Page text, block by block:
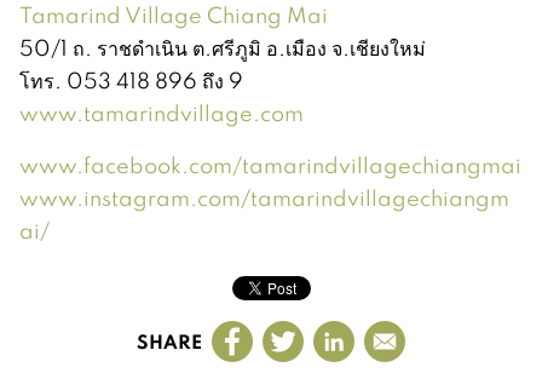
Tamarind Village Chiang Mai
50/1 ถ. ราชดำเนิน ต.ศรีภูมิ อ.เมือง จ.เชียงใหม่
โทร. 053 418 896 ถึง 9
www.tamarindvillage.com
www.facebook.com/tamarindvillagechiangmai
www.instagram.com/tamarindvillagechiangm
ai/
SHARE